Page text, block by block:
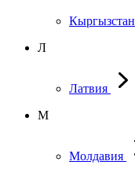
Кыргызстан
Л
Латвия
М
Молдавия